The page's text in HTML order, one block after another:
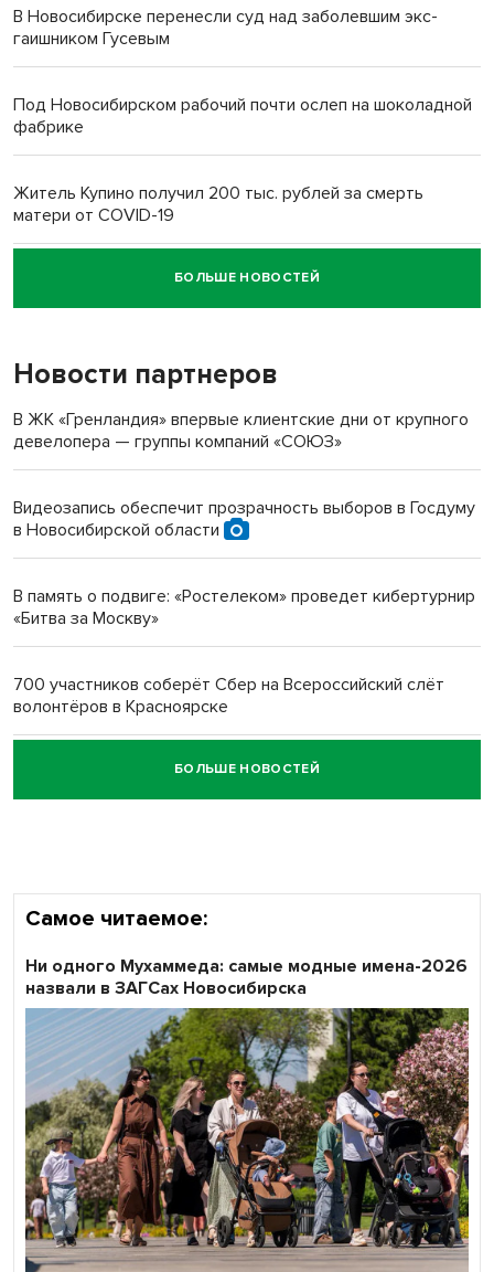
В Новосибирске перенесли суд над заболевшим экс-
гаишником Гусевым
Под Новосибирском рабочий почти ослеп на шоколадной
фабрике
Житель Купино получил 200 тыс. рублей за смерть
матери от COVID-19
Новосибирский суд наказал водителя за смерть
пенсионерки на вокзале
«Мы живём на пастбище!»: в новосибирском селе лошади
терроризируют жителей
Инвалид получил условный срок за избиение врачей
Новосибирский преподаватель с женой вошли в топ-16
Обновлённое отделение ВТБ открылось в Искитиме
БОЛЬШЕ НОВОСТЕЙ
Новости партнеров
В ЖК «Гренландия» впервые клиентские дни от крупного
девелопера — группы компаний «СОЮЗ»
Видеозапись обеспечит прозрачность выборов в Госдуму
в Новосибирской области
В память о подвиге: «Ростелеком» проведет кибертурнир
«Битва за Москву»
700 участников соберёт Сбер на Всероссийский слёт
волонтёров в Красноярске
Честный выбор: видеонаблюдение обеспечит
объективность результатов ЕДГ в Новосибирской
БОЛЬШЕ НОВОСТЕЙ
Самое читаемое:
Ни одного Мухаммеда: самые модные имена-2026
назвали в ЗАГСах Новосибирска